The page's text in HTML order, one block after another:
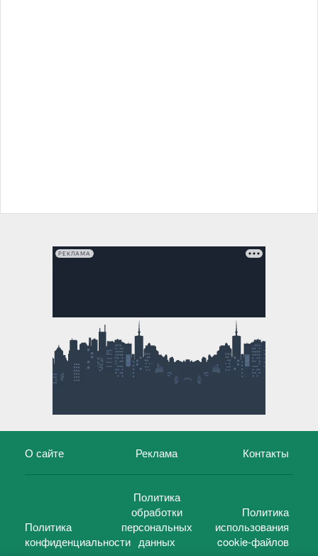
РЕКЛАМА
О сайте Реклама Контакты
Политика
конфиденциальности
Политика
обработки
персональных
данных
Политика
использования
cookie-файлов